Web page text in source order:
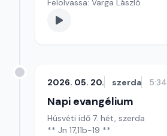
Felolvassa: Varga László
2026. 05. 20. szerda 5:34
Napi evangélium
Húsvéti idő 7. hét, szerda
** Jn 17,11b-19 **